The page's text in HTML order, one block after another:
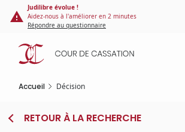
Panneau de gestion des cookies
contenu
principal
Judilibre évolue !
Aidez-nous à l'améliorer en 2 minutes
Répondre au questionnaire
Accueil Décision
RETOUR À LA RECHERCHE